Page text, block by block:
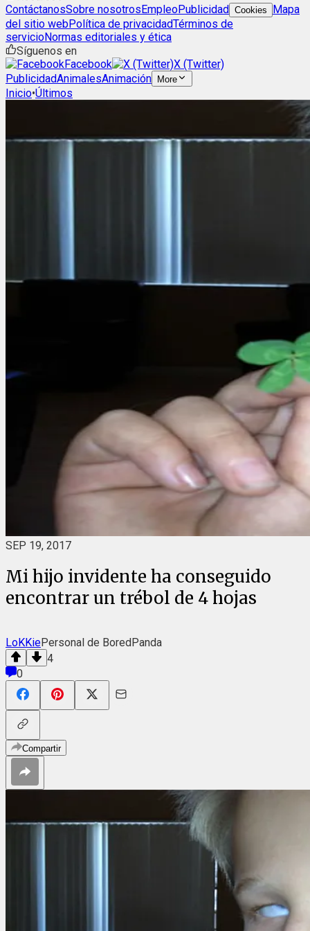
ContáctanosSobre nosotrosEmpleoPublicidad Cookies
Mapa
del sitio webPolítica de privacidadTérminos de
servicioNormas editoriales y ética
Síguenos en
Facebook
X (Twitter)
PublicidadAnimalesAnimación More
Inicio•Últimos
SEP 19, 2017
Mi hijo invidente ha conseguido
encontrar un trébol de 4 hojas
LoKKiePersonal de BoredPanda
4
0
Compartir